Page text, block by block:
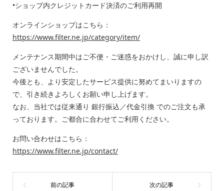
•ショップ内クレジットカード決済のご利用再開
オンラインショップはこちら：
https://www.filter.ne.jp/category/item/
メンテナンス期間中はご不便・ご迷惑をおかけし、誠に申し訳
ございませんでした。
今後とも、より安定したサービス提供に努めてまいりますの
で、引き続きよろしくお願い申し上げます。
なお、当社では従来通り 銀行振込／代金引換 でのご注文も承
っております。ご都合に合わせてご利用ください。
お問い合わせはこちら：
https://www.filter.ne.jp/contact/